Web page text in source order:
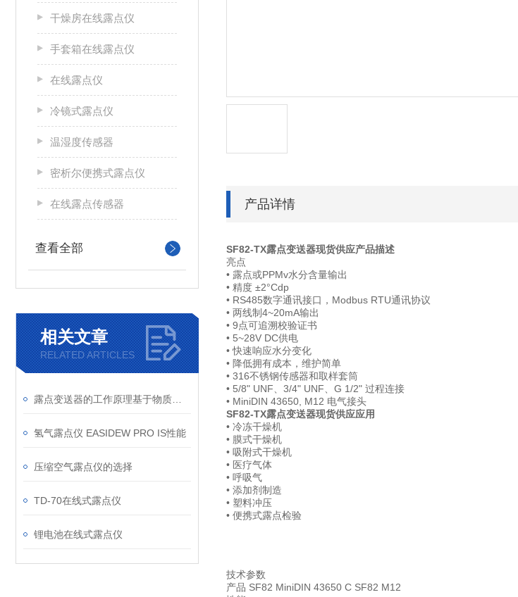
干燥房在线露点仪
手套箱在线露点仪
在线露点仪
冷镜式露点仪
温湿度传感器
密析尔便携式露点仪
在线露点传感器
查看全部
相关文章
RELATED ARTICLES
氢气露点仪 EASIDEW PRO IS性能
压缩空气露点仪的选择
TD-70在线式露点仪
锂电池在线式露点仪
产品详情
SF82-TX露点变送器现货供应产品描述
亮点
• 露点或PPMv水分含量输出
• 精度 ±2°Cdp
• RS485数字通讯接口，Modbus RTU通讯协议
• 两线制4~20mA输出
• 9点可追溯校验证书
• 5~28V DC供电
• 快速响应水分变化
• 降低拥有成本，维护简单
• 316不锈钢传感器和取样套筒
• 5/8" UNF、3/4" UNF、G 1/2" 过程连接
• MiniDIN 43650, M12 电气接头
SF82-TX露点变送器现货供应应用
• 冷冻干燥机
• 膜式干燥机
• 吸附式干燥机
• 医疗气体
• 呼吸气
• 添加剂制造
• 塑料冲压
• 便携式露点检验
技术参数
产品 SF82 MiniDIN 43650 C SF82 M12